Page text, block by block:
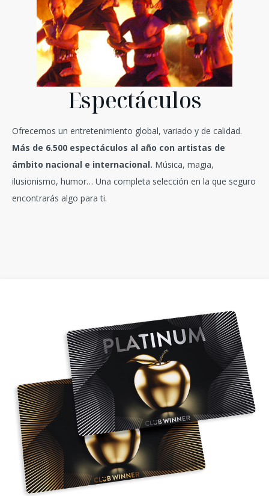
Espectáculos
Ofrecemos un entretenimiento global, variado y de calidad.
Más de 6.500 espectáculos al año con artistas de
ámbito nacional e internacional. Música, magia,
ilusionismo, humor… Una completa selección en la que seguro
encontrarás algo para ti.